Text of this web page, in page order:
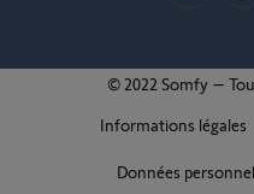
© 2022 Somfy –
Informations légales
Données